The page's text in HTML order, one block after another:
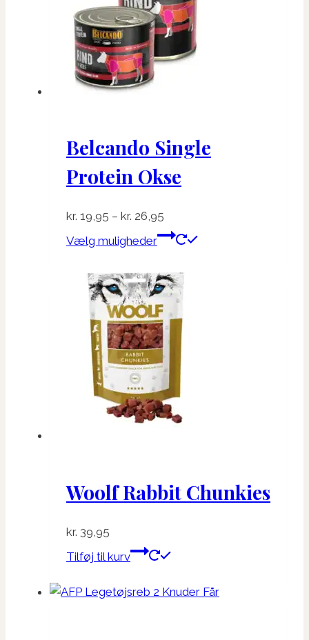
Belcando Single
Protein Okse
kr. 19,95 – kr. 26,95
kr. 19,95
kr. 26,95
Vælg muligheder
Dette
Woolf Rabbit Chunkies
kr. 39,95
Tilføj til kurv